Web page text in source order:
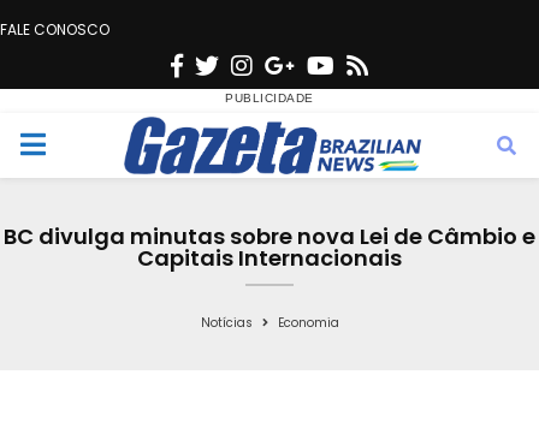
FALE CONOSCO
F
c
e
o
T
w
i
t
e
n
s
t
g
r
a
G
o
o
g
e
Y
u
t
b
s
M
BC divulga minutas sobre nova Lei de Câmbio e
Capitais Internacionais
Notícias Economia